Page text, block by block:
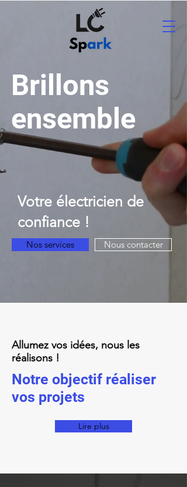
Brillons
ensemble
Votre électricien de
confiance !
Nos services Nous contacter
Allumez vos idées, nous les
réalisons !
Notre objectif réaliser
vos projets
Lire plus